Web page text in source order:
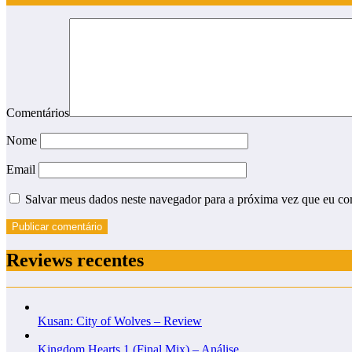
Comentários
Nome
Email
Salvar meus dados neste navegador para a próxima vez que eu
Reviews recentes
Kusan: City of Wolves – Review
Kingdom Hearts 1 (Final Mix) – Análise